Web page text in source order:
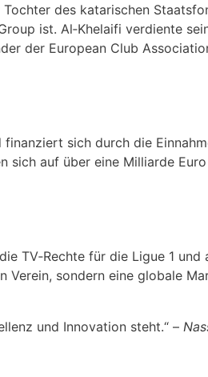
des katarischen
ist. Al‑Khelaifi verdiente
der European Club
sich durch die
sich auf über eine Milliarde
TV‑Rechte für die Ligue 1 und
Verein, sondern eine globale
und Innovation steht.“ –